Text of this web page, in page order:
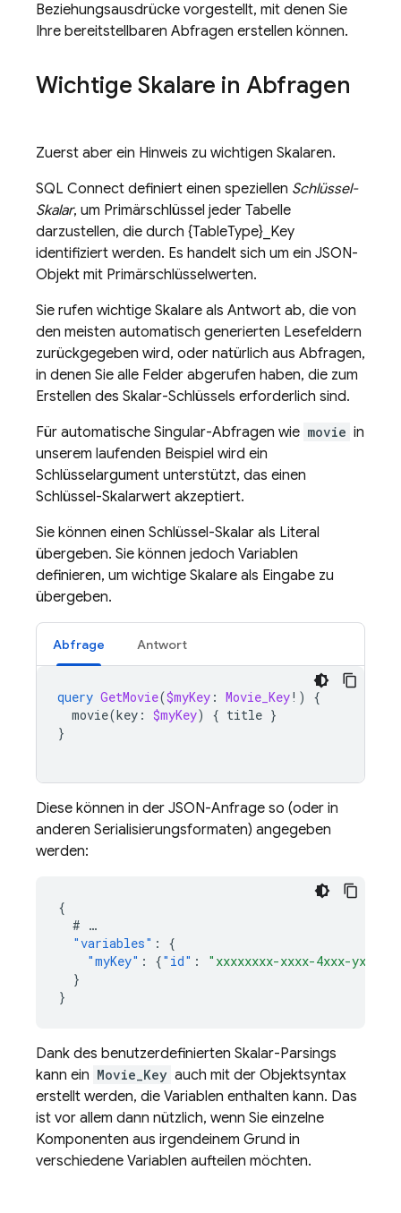
Beziehungsausdrücke vorgestellt, mit denen Sie
Ihre bereitstellbaren Abfragen erstellen können.
Wichtige Skalare in Abfragen
Zuerst aber ein Hinweis zu wichtigen Skalaren.
SQL Connect definiert einen speziellen Schlüssel-
Skalar, um Primärschlüssel jeder Tabelle
darzustellen, die durch {TableType}_Key
identifiziert werden. Es handelt sich um ein JSON-
Objekt mit Primärschlüsselwerten.
Sie rufen wichtige Skalare als Antwort ab, die von
den meisten automatisch generierten Lesefeldern
zurückgegeben wird, oder natürlich aus Abfragen,
in denen Sie alle Felder abgerufen haben, die zum
Erstellen des Skalar-Schlüssels erforderlich sind.
Für automatische Singular-Abfragen wie movie in
unserem laufenden Beispiel wird ein
Schlüsselargument unterstützt, das einen
Schlüssel-Skalarwert akzeptiert.
Sie können einen Schlüssel-Skalar als Literal
übergeben. Sie können jedoch Variablen
definieren, um wichtige Skalare als Eingabe zu
übergeben.
Abfrage Antwort
query GetMovie($myKey : Movie_Key!)
{
movie(key : $myKey) { title }
}
Diese können in der JSON-Anfrage so (oder in
anderen Serialisierungsformaten) angegeben
werden:
{
# …
"variables" :
{
"myKey" : {"id" :
"xxxxxxxx-xxxx-4xxx-yxxx-
}
}
Dank des benutzerdefinierten Skalar-Parsings
kann ein Movie_Key auch mit der Objektsyntax
erstellt werden, die Variablen enthalten kann. Das
ist vor allem dann nützlich, wenn Sie einzelne
Komponenten aus irgendeinem Grund in
verschiedene Variablen aufteilen möchten.